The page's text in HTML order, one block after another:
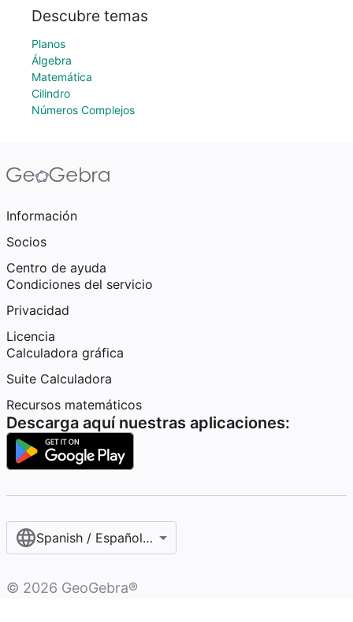
Descubre temas
Planos
Álgebra
Matemática
Cilindro
Números Complejos
Información
Socios
Centro de ayuda
Condiciones del servicio
Privacidad
Licencia
Calculadora gráfica
Suite Calculadora
Recursos matemáticos
Descarga aquí nuestras aplicaciones:
Spanish / Español (internacional)
© 2026 GeoGebra®